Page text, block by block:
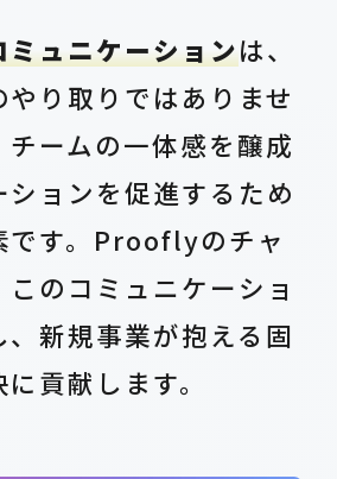
ミュニケーションは、
り取りではありませ
チームの一体感を醸成
ションを促進するため
です。Prooflyのチャ
このコミュニケーショ
、新規事業が抱える固
貢献します。